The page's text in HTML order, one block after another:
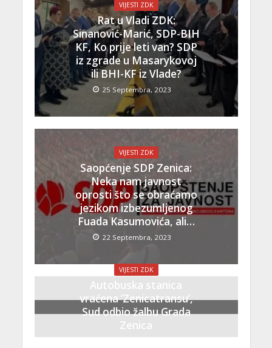
VIJESTI ZDK
Rat u Vladi ZDK:
Sinanović-Marić, SDP-BIH
KF, Ko prije leti van? SDP
iz zgrade u Masarykovoj
ili BHI-KF iz Vlade?
25 Septembra, 2023
VIJESTI ZDK
Saopćenje SDP Zenica:
Neka nam javnost
oprosti što se obraćamo
jezikom izbezumljenog
Fuada Kasumovića, ali…
22 Septembra, 2023
VIJESTI ZDK
Autobuska stanica
vraćena ‘Zenicatransu’,
Sud odbio žalbu Grada
Zenica